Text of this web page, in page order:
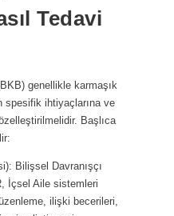
Tedavi
genellikle karmaşık
spesifik ihtiyaçlarına ve
Başlıca
Bilişsel Davranışçı
İçsel Aile sistemleri
ilişki becerileri,